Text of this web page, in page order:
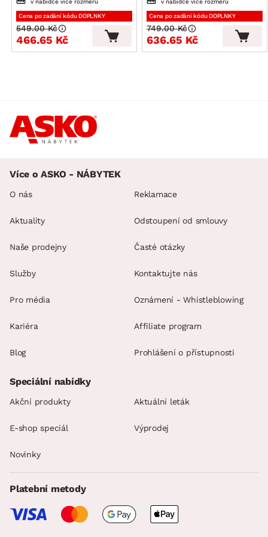
v nabídce více rozměrů
Cena po zadání kódu DOPLNKY
466.65 Kč
549.00 Kč
v nabídce více rozměrů
Cena po zadání kódu DOPLNKY
636.65 Kč
749.00 Kč
Více o ASKO - NÁBYTEK
O nás
Aktuality
Naše prodejny
Služby
Pro média
Kariéra
Blog
Reklamace
Odstoupení od smlouvy
Časté otázky
Kontaktujte nás
Oznámení - Whistleblowing
Affiliate program
Prohlášení o přístupnosti
Speciální nabídky
Akční produkty Aktuální leták
E-shop speciál Výprodej
Novinky
Platební metody